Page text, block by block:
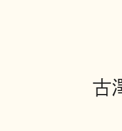
古